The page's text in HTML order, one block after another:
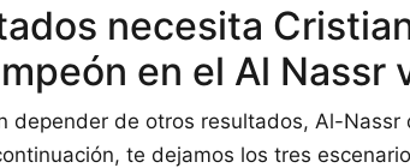
necesita
en el Al Nassr
depender de otros resultados, Al-Nassr
te dejamos los tres